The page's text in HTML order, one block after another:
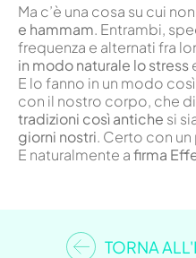
Ma c’è una cosa su cui
e hammam. Entrambi,
frequenza e alternati fra
in modo naturale lo stress
E lo fanno in un modo
con il nostro corpo, che
tradizioni così antiche si
giorni nostri. Certo con
E naturalmente afirma
TORNA